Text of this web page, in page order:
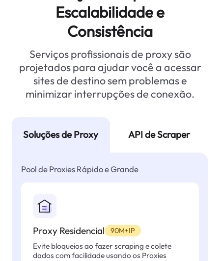
Escalabilidade e
Consistência
Serviços profissionais de proxy são
projetados para ajudar você a acessar
sites de destino sem problemas e
minimizar interrupções de conexão.
Soluções de Proxy API de Scraper
Pool de Proxies Rápido e Grande
Proxy Residencial 90M+IP
Evite bloqueios ao fazer scraping e colete
dados com facilidade usando os Proxies